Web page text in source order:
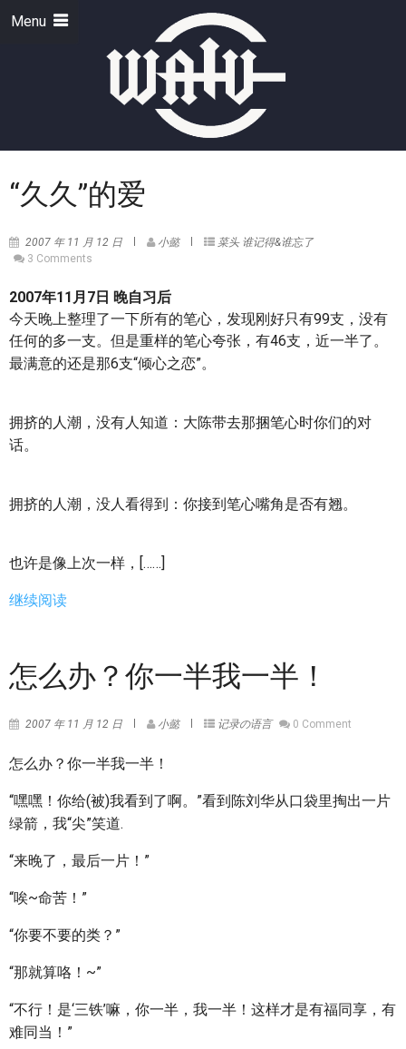
Menu
“久久”的爱
2007 年 11 月 12 日 小懿 菜头 谁记得&谁忘了
3 Comments
2007年11月7日 晚自习后
今天晚上整理了一下所有的笔心，发现刚好只有99支，没有
任何的多一支。但是重样的笔心夸张，有46支，近一半了。
最满意的还是那6支“倾心之恋”。
拥挤的人潮，没有人知道：大陈带去那捆笔心时你们的对
话。
拥挤的人潮，没人看得到：你接到笔心嘴角是否有翘。
也许是像上次一样，[……]
继续阅读
怎么办？你一半我一半！
2007 年 11 月 12 日 小懿 记录の语言 0 Comment
怎么办？你一半我一半！
“嘿嘿！你给(被)我看到了啊。”看到陈刘华从口袋里掏出一片
绿箭，我“尖”笑道.
“来晚了，最后一片！”
“唉~命苦！”
“你要不要的类？”
“那就算咯！~”
“不行！是‘三铁’嘛，你一半，我一半！这样才是有福同享，有
难同当！”